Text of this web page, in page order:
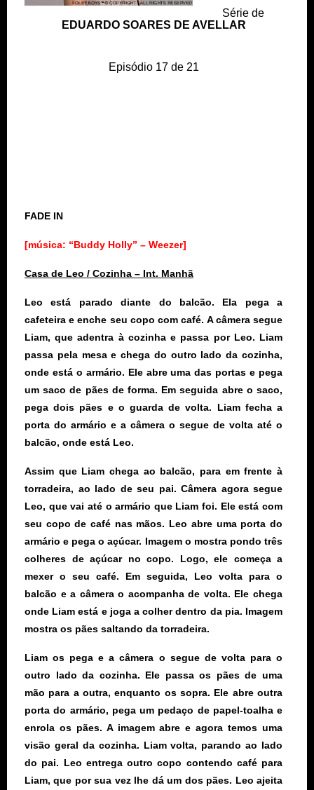
Série de
EDUARDO SOARES DE AVELLAR
Episódio 17 de 21
FADE IN
[música: “Buddy Holly” – Weezer]
Casa de Leo / Cozinha – Int. Manhã
Leo está parado diante do balcão. Ela pega a
cafeteira e enche seu copo com café. A câmera segue
Liam, que adentra à cozinha e passa por Leo. Liam
passa pela mesa e chega do outro lado da cozinha,
onde está o armário. Ele abre uma das portas e pega
um saco de pães de forma. Em seguida abre o saco,
pega dois pães e o guarda de volta. Liam fecha a
porta do armário e a câmera o segue de volta até o
balcão, onde está Leo.
Assim que Liam chega ao balcão, para em frente à
torradeira, ao lado de seu pai. Câmera agora segue
Leo, que vai até o armário que Liam foi. Ele está com
seu copo de café nas mãos. Leo abre uma porta do
armário e pega o açúcar. Imagem o mostra pondo três
colheres de açúcar no copo. Logo, ele começa a
mexer o seu café. Em seguida, Leo volta para o
balcão e a câmera o acompanha de volta. Ele chega
onde Liam está e joga a colher dentro da pia. Imagem
mostra os pães saltando da torradeira.
Liam os pega e a câmera o segue de volta para o
outro lado da cozinha. Ele passa os pães de uma
mão para a outra, enquanto os sopra. Ele abre outra
porta do armário, pega um pedaço de papel-toalha e
enrola os pães. A imagem abre e agora temos uma
visão geral da cozinha. Liam volta, parando ao lado
do pai. Leo entrega outro copo contendo café para
Liam, que por sua vez lhe dá um dos pães. Leo ajeita